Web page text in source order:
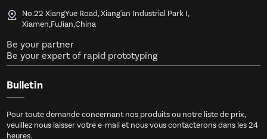
No.22 XiangYue Road, Xiang'an Industrial Park I,
Xiamen,FuJian,China
Be your partner
Be your expert of rapid prototyping
Bulletin
Pour toute demande concernant nos produits ou notre liste de prix,
veuillez nous laisser votre e-mail et nous vous contacterons dans les 24
heures.